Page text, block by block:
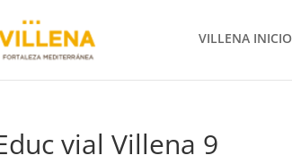
VILLENA INICIO
vial Villena 9